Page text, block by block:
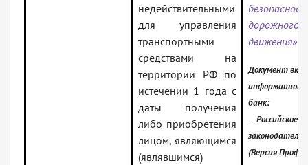
недействительными
для управления
транспортными
средствами на
территории РФ по
истечении 1 года с
даты получения
либо приобретения
лицом, являющимся
(являвшимся)
дорожного
движения»
Документ
банк:
— Российское
(Версия Проф)